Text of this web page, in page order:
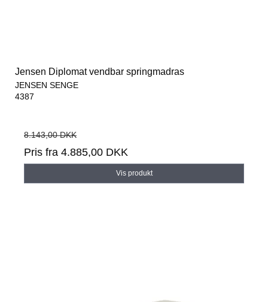
Jensen Diplomat vendbar springmadras
JENSEN SENGE
4387
8.143,00 DKK
Pris fra 4.885,00 DKK
Vis produkt